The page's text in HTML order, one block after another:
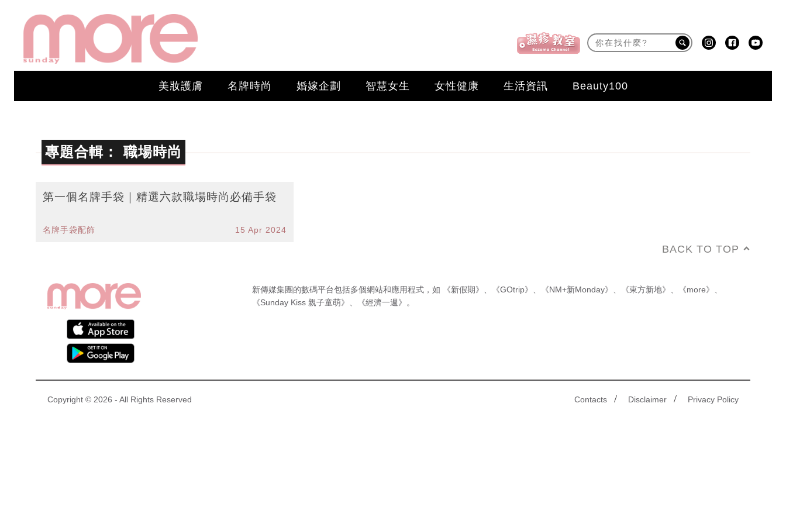
美妝護膚 名牌時尚 婚嫁企劃 智慧女生 女性健康 生活資訊 Beauty100
專題合輯： 職場時尚
第一個名牌手袋｜精選六款職場時尚必備手袋
名牌手袋配飾 15 Apr 2024
BACK TO TOP
新傳媒集團的數碼平台包括多個網站和應用程式，如 《新假期》 《GOtrip》 《NM+新Monday》 《東方新地》 《more》
《Sunday Kiss 親子童萌》
《經濟一週》 。
Contacts / Disclaimer / Privacy Policy
Copyright © 2026 - All Rights Reserved